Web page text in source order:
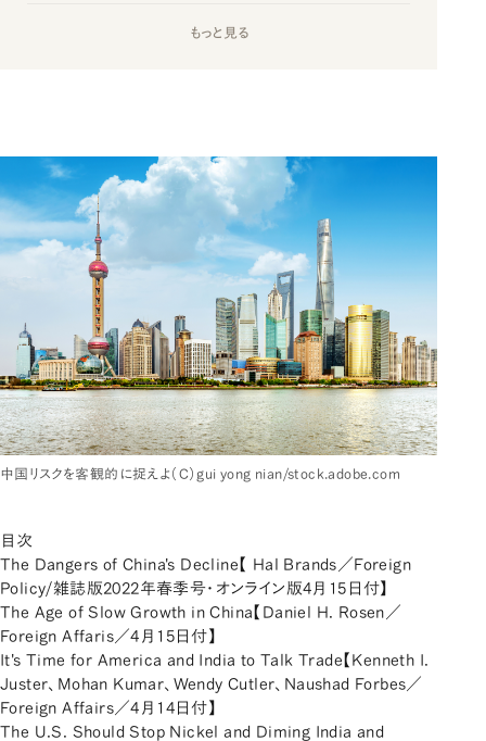
もっと見る
中国リスクを客観的に捉えよ（C）gui yong nian/stock.adobe.com
目次
The Dangers of China's Decline【 Hal Brands／Foreign
Policy/雑誌版2022年春季号・オンライン版4月15日付】
The Age of Slow Growth in China【Daniel H. Rosen／
Foreign Affaris／4月15日付】
It's Time for America and India to Talk Trade【Kenneth I.
Juster、Mohan Kumar、Wendy Cutler、Naushad Forbes／
Foreign Affairs／4月14日付】
The U.S. Should Stop Nickel and Diming India and